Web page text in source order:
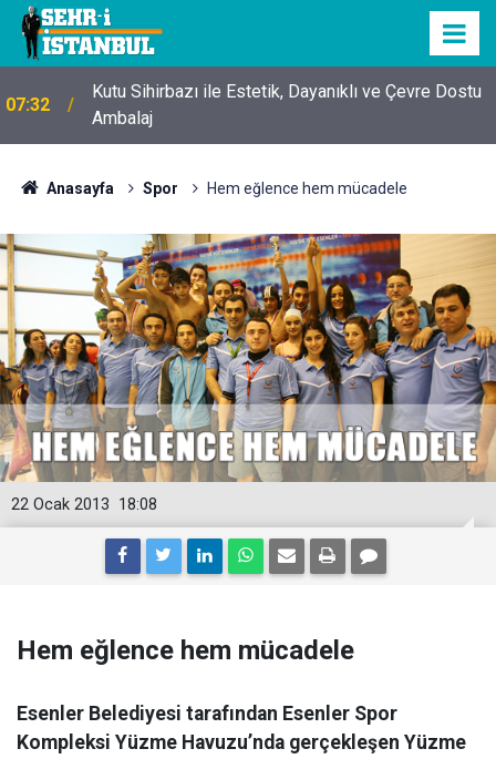
07:32
Kutu Sihirbazı ile Estetik, Dayanıklı ve Çevre Dostu
Ambalaj
Anasayfa Spor Hem eğlence hem mücadele
18:08
22 Ocak 2013
Hem eğlence hem mücadele
Esenler Belediyesi tarafından Esenler Spor
Kompleksi Yüzme Havuzu’nda gerçekleşen Yüzme